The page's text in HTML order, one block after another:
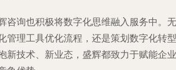
咨询也积极将数字化思维融入服务中。无
管理工具优化流程，还是策划数字化转型
新技术、新业态，盛辉都致力于赋能企业